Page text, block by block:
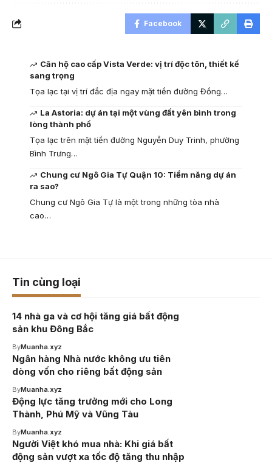
Facebook
Căn hộ cao cấp Vista Verde: vị trí độc tôn, thiết kế
sang trọng
Tọa lạc tại vị trí đắc địa ngay mặt tiền đường Đồng…
La Astoria: dự án tại một vùng đất yên bình trong
lòng thành phố
Tọa lạc trên mặt tiền đường Nguyễn Duy Trinh, phường
Bình Trưng…
Chung cư Ngô Gia Tự Quận 10: Tiềm năng dự án
ra sao?
Chung cư Ngô Gia Tự là một trong những tòa nhà
cao…
Tin cùng loại
14 nhà ga và cơ hội tăng giá bất động
sản khu Đông Bắc
ByMuanha.xyz
Ngân hàng Nhà nước không ưu tiên
dòng vốn cho riêng bất động sản
ByMuanha.xyz
Động lực tăng trưởng mới cho Long
Thành, Phú Mỹ và Vũng Tàu
ByMuanha.xyz
Người Việt khó mua nhà: Khi giá bất
động sản vượt xa tốc độ tăng thu nhập